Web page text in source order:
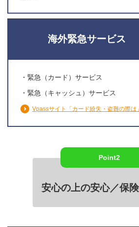
海外緊急サービス
・緊急（カード）サービス
・緊急（キャッシュ）サービス
Vpassサイト「カード紛失・盗難の際は」
Point2
安心の上の安心／保